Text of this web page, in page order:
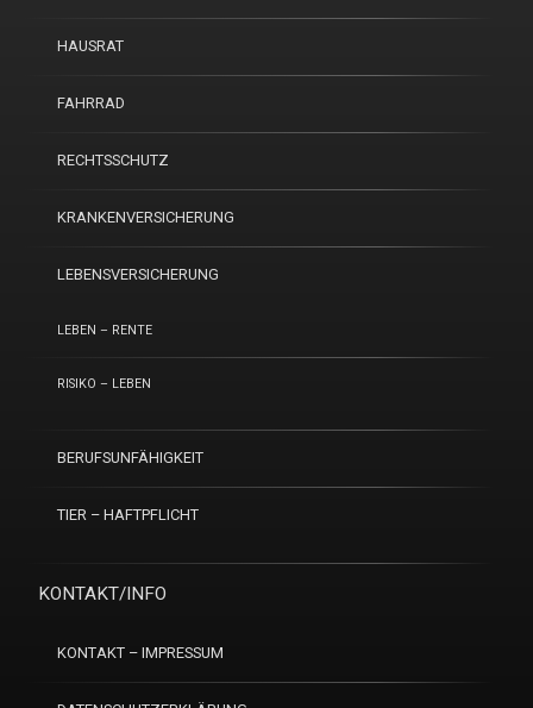
HAUSRAT
FAHRRAD
RECHTSSCHUTZ
KRANKENVERSICHERUNG
LEBENSVERSICHERUNG
LEBEN – RENTE
RISIKO – LEBEN
BERUFSUNFÄHIGKEIT
TIER – HAFTPFLICHT
KONTAKT/INFO
KONTAKT – IMPRESSUM